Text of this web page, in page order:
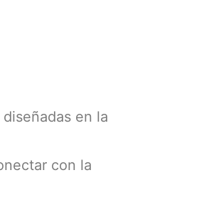
en la
con la